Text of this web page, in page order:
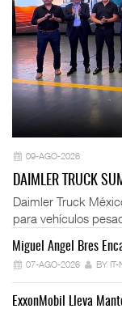
09-AGO-2026
DAIMLER TRUCK
Daimler Truck
para vehículos
Miguel Ángel Bres
07-AGO-2026 BY IT-
ExxonMobil Lleva